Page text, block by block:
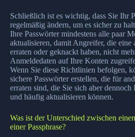
Schließlich ist es wichtig, dass Sie Ihr
regelmäßig ändern, um es sicher zu
Ihre Passwörter mindestens alle paar
aktualisieren, damit Angreifer, die eine
erraten oder geknackt haben, nicht
Anmeldedaten auf Ihre Konten
Wenn Sie diese Richtlinien befolgen,
sichere Passwörter erstellen, die für
erraten sind, die Sie sich aber dennoch
und häufig aktualisieren können.
Was ist der Unterschied zwischen
einer Passphrase?